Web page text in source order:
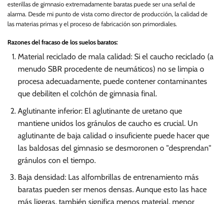
esterillas de gimnasio extremadamente baratas puede ser una señal de
alarma. Desde mi punto de vista como director de producción, la calidad de
las materias primas y el proceso de fabricación son primordiales.
Razones del fracaso de los suelos baratos:
Material reciclado de mala calidad: Si el caucho reciclado (a
menudo SBR procedente de neumáticos) no se limpia o
procesa adecuadamente, puede contener contaminantes
que debiliten el colchón de gimnasia final.
Aglutinante inferior: El aglutinante de uretano que
mantiene unidos los gránulos de caucho es crucial. Un
aglutinante de baja calidad o insuficiente puede hacer que
las baldosas del gimnasio se desmoronen o "desprendan"
gránulos con el tiempo.
Baja densidad: Las alfombrillas de entrenamiento más
baratas pueden ser menos densas. Aunque esto las hace
más ligeras, también significa menos material, menor